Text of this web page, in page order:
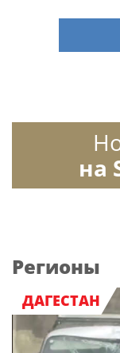
на
Регионы
ДАГЕСТАН